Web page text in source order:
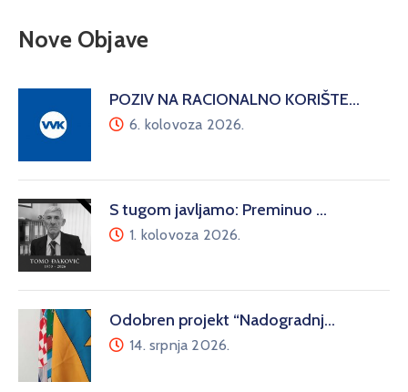
Nove Objave
POZIV NA RACIONALNO KORIŠTE…
6. kolovoza 2026.
S tugom javljamo: Preminuo …
1. kolovoza 2026.
Odobren projekt “Nadogradnj…
14. srpnja 2026.